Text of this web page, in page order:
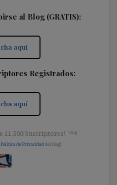
al Blog (GRATIS):
aquí
Registrados:
aquí
11.500 Suscriptores! ༺
Política de Privacidad del blog]